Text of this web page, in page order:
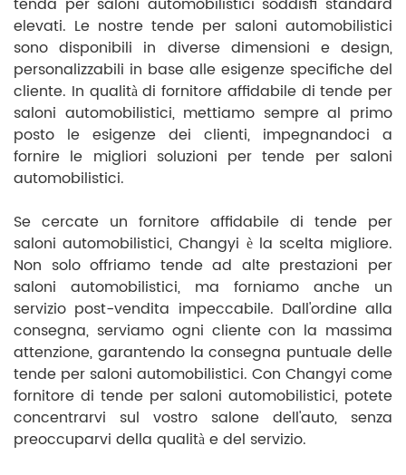
elevati. Le nostre tende per saloni automobilistici
sono disponibili in diverse dimensioni e design,
personalizzabili in base alle esigenze specifiche del
cliente. In qualità di fornitore affidabile di tende per
saloni automobilistici, mettiamo sempre al primo
posto le esigenze dei clienti, impegnandoci a
fornire le migliori soluzioni per tende per saloni
automobilistici.
Se cercate un fornitore affidabile di tende per
saloni automobilistici, Changyi è la scelta migliore.
Non solo offriamo tende ad alte prestazioni per
saloni automobilistici, ma forniamo anche un
servizio post-vendita impeccabile. Dall'ordine alla
consegna, serviamo ogni cliente con la massima
attenzione, garantendo la consegna puntuale delle
tende per saloni automobilistici. Con Changyi come
fornitore di tende per saloni automobilistici, potete
concentrarvi sul vostro salone dell'auto, senza
preoccuparvi della qualità e del servizio.